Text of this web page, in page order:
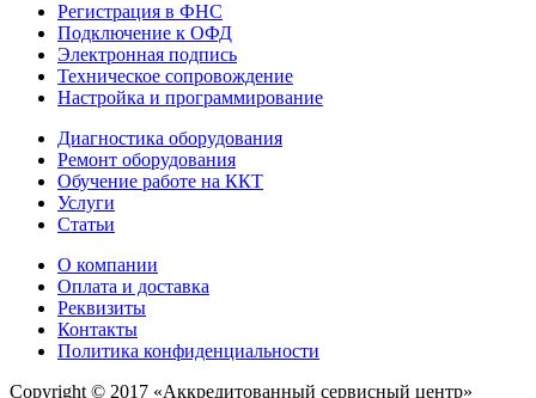
Регистрация в ФНС
Подключение к ОФД
Электронная подпись
Техническое сопровождение
Настройка и программирование
Диагностика оборудования
Ремонт оборудования
Обучение работе на ККТ
Услуги
Статьи
О компании
Оплата и доставка
Реквизиты
Контакты
Политика конфиденциальности
Copyright © 2017 «Аккредитованный сервисный центр»